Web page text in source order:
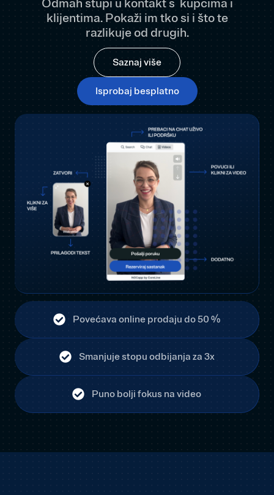
Odmah stupi u kontakt s kupcima i
klijentima. Pokaži im tko si i što te
razlikuje od drugih.
Saznaj više
Isprobaj besplatno
Povećava online prodaju do 50 %
Smanjuje stopu odbijanja za 3x
Puno bolji fokus na video